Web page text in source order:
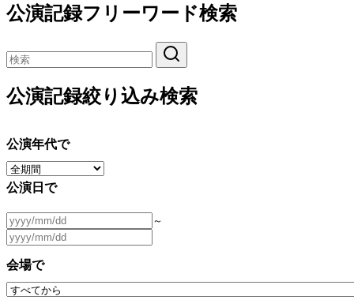
公演記録フリーワード検索
公演記録絞り込み検索
公演年代で
公演日で
～
会場で